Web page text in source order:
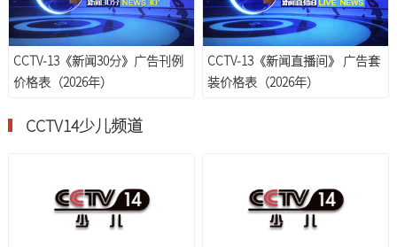
CCTV-13《新闻30分》广告刊例
价格表（2026年）
CCTV-13《新闻直播间》 广告套
装价格表（2026年）
CCTV14少儿频道